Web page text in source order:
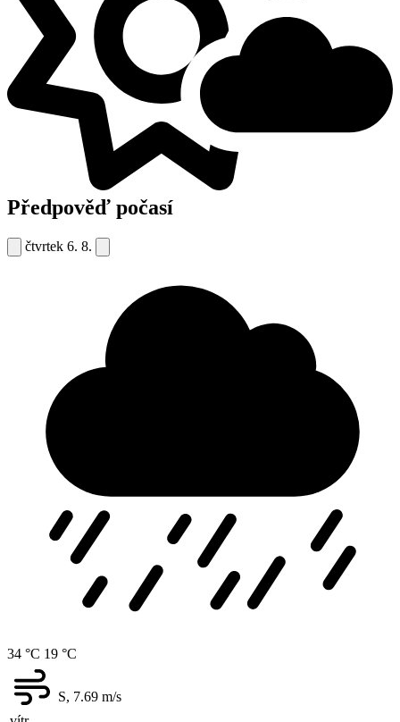
Předpověď počasí
čtvrtek 6. 8.
34 °C 19 °C
S, 7.69 m/s